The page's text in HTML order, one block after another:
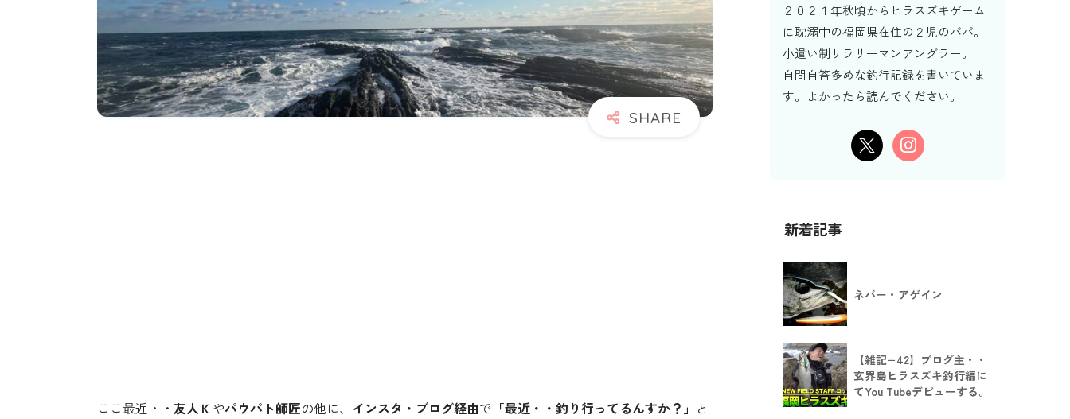
ここ最近・・ 友人Ｋやパウパト師匠の他に、 インスタ・ブログ経由で 「最近・・釣り行ってるんすか？」 と
２０２１年秋頃からヒラスズキゲーム
に耽溺中の福岡県在住の２児のパパ。
小遣い制サラリーマンアングラー。
自問自答多めな釣行記録を書いていま
す。よかったら読んでください。
新着記事
ネバー・アゲイン
【雑記−42】ブログ主・・
玄界島ヒラスズキ釣行編に
てYou Tubeデビューする。